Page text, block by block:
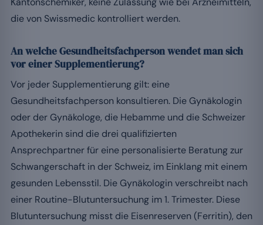
die von Swissmedic kontrolliert werden.
An welche Gesundheitsfachperson wendet man sich
vor einer Supplementierung?
Vor jeder Supplementierung gilt: eine
Gesundheitsfachperson konsultieren. Die Gynäkologin
oder der Gynäkologe, die Hebamme und die Schweizer
Apothekerin sind die drei qualifizierten
Ansprechpartner für eine personalisierte Beratung zur
Schwangerschaft in der Schweiz, im Einklang mit einem
gesunden Lebensstil. Die Gynäkologin verschreibt nach
einer Routine-Blutuntersuchung im 1. Trimester. Diese
Blutuntersuchung misst die Eisenreserven (Ferritin), den